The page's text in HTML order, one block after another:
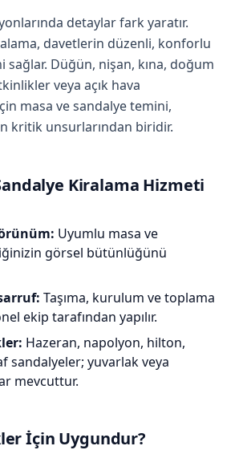
detaylar fark yaratır.
davetlerin düzenli, konforlu
sağlar. Düğün, nişan, kına, doğum
veya açık hava
masa ve sandalye temini,
kritik unsurlarından biridir.
Kiralama Hizmeti
Uyumlu masa ve
görsel bütünlüğünü
Taşıma, kurulum ve toplama
ekip tarafından yapılır.
Hazeran, napolyon, hilton,
sandalyeler; yuvarlak veya
mevcuttur.
İçin Uygundur?